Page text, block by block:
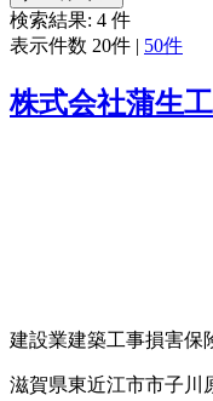
検索結果: 4 件
表示件数 20件 | 50件
株式会社蒲生
建設業建築工事損害保
滋賀県東近江市市子川